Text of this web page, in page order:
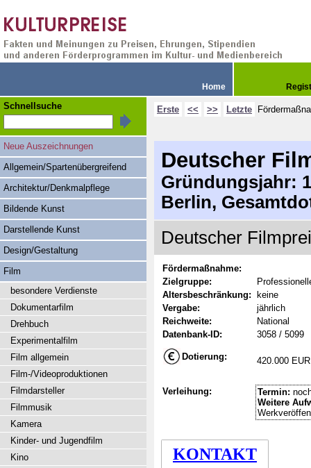
Home
Erste << >> Letzte
Deutscher
Gründungsjahr:
Berlin,
Deutscher
Fördermaßnahme:
Zielgruppe:
Altersbeschränkung:
keine
Vergabe:
jährlich
Reichweite:
National
Datenbank-ID:
3058 / 5099
Dotierung: 420.000 EUR
Verleihung: Termin:
Weitere
KONTAKT
Schnellsuche
Neue Auszeichnungen
Allgemein/Spartenübergreifend
Architektur/Denkmalpflege
Bildende Kunst
Darstellende Kunst
Design/Gestaltung
Film
besondere Verdienste
Dokumentarfilm
Drehbuch
Experimentalfilm
Film allgemein
Film-/Videoproduktionen
Filmdarsteller
Filmmusik
Kamera
Kinder- und Jugendfilm
Kino